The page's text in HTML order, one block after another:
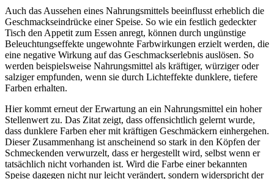
Auch das Aussehen eines Nahrungsmittels beeinflusst erheblich die
Geschmackseindrücke einer Speise. So wie ein festlich gedeckter
Tisch den Appetit zum Essen anregt, können durch ungünstige
Beleuchtungseffekte ungewohnte Farbwirkungen erzielt werden, die
eine negative Wirkung auf das Geschmackserlebnis auslösen. So
werden beispielsweise Nahrungsmittel als kräftiger, würziger oder
salziger empfunden, wenn sie durch Lichteffekte dunklere, tiefere
Farben erhalten.
Hier kommt erneut der Erwartung an ein Nahrungsmittel ein hoher
Stellenwert zu. Das Zitat zeigt, dass offensichtlich gelernt wurde,
dass dunklere Farben eher mit kräftigen Geschmäckern einhergehen.
Dieser Zusammenhang ist anscheinend so stark in den Köpfen der
Schmeckenden verwurzelt, dass er hergestellt wird, selbst wenn er
tatsächlich nicht vorhanden ist. Wird die Farbe einer bekannten
Speise dagegen nicht nur leicht verändert, sondern widerspricht der